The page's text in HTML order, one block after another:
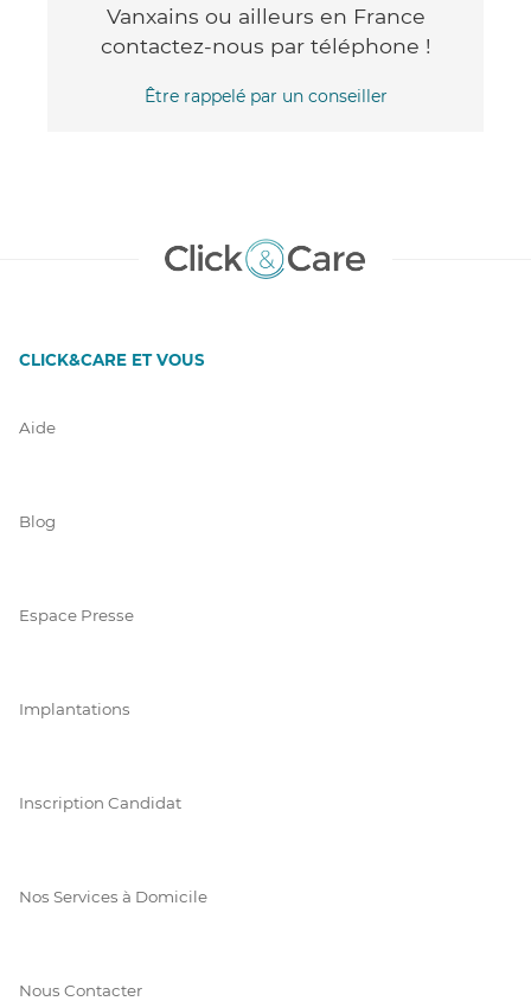
Vanxains ou ailleurs en France
contactez-nous par téléphone !
Être rappelé par un conseiller
CLICK&CARE ET VOUS
Aide
Blog
Espace Presse
Implantations
Inscription Candidat
Nos Services à Domicile
Nous Contacter